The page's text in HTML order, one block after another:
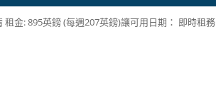
金: 895英鎊 (每週207英鎊)讓可用日期： 即時租務